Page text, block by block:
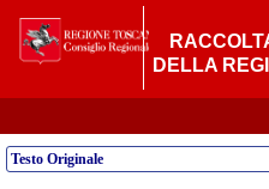
DELLA
Testo Originale